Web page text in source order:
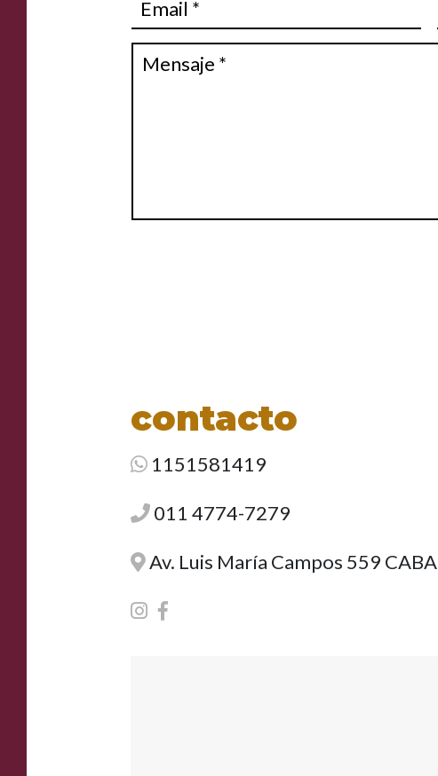
contacto
1151581419
011 4774-7279
Av. Luis María Campos 559 CABA